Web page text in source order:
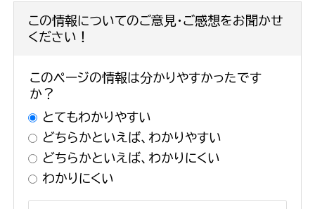
この情報についてのご意見・ご感想をお聞かせ
ください！
このページの情報は分かりやすかったです
か？
とてもわかりやすい
どちらかといえば、わかりやすい
どちらかといえば、わかりにくい
わかりにくい